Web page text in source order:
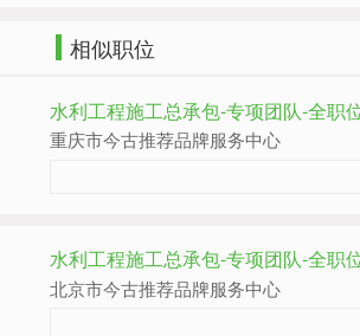
相似职位
水利工程施工总承包-专项团队-全职
重庆市今古推荐品牌服务中心
水利工程施工总承包-专项团队-全职
北京市今古推荐品牌服务中心